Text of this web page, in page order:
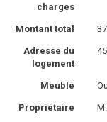
charges
Montant total
Adresse du
logement
Meublé
Propriétaire